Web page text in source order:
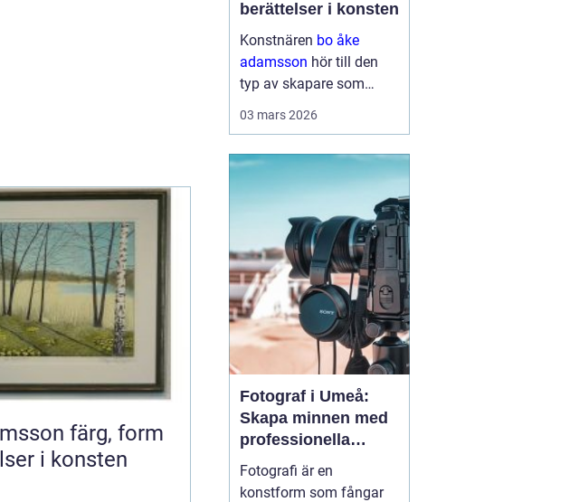
form
i konsten
berättelser i konsten
Konstnären bo åke
adamsson hör till den
typ av skapare som
stannar du en stund till
börjar motiven berätta
något mer. Hans verk rör
03 mars 2026
Fotograf i Umeå:
Skapa minnen med
professionella
bildkonstnärer
Fotografi är en
konstform som fångar